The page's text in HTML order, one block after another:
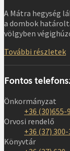
A Mátra hegység
a dombok
völgyben
További részletek
Fontos
Önkormányzat
+36 (30)655-
Orvosi rendelő
+36 (37) 300-
Könyvtár